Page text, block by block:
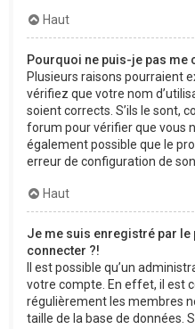
Haut
Pourquoi ne puis-je pas me
Plusieurs raisons pourraient
vérifiez que votre nom
soient corrects. S’ils le sont,
forum pour vérifier que vous
également possible que le
erreur de configuration de
Haut
Je me suis enregistré par le
connecter ?!
Il est possible qu’un
votre compte. En effet, il est
régulièrement les membres
taille de la base de données.